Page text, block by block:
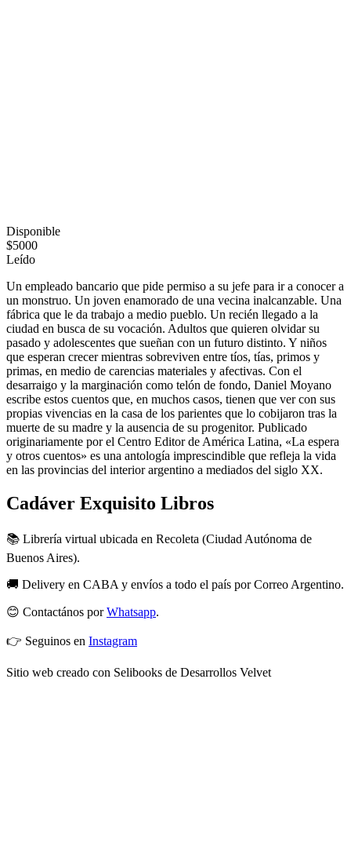
Disponible
$5000
Leído
Un empleado bancario que pide permiso a su jefe para ir a conocer a
un monstruo. Un joven enamorado de una vecina inalcanzable. Una
fábrica que le da trabajo a medio pueblo. Un recién llegado a la
ciudad en busca de su vocación. Adultos que quieren olvidar su
pasado y adolescentes que sueñan con un futuro distinto. Y niños
que esperan crecer mientras sobreviven entre tíos, tías, primos y
primas, en medio de carencias materiales y afectivas. Con el
desarraigo y la marginación como telón de fondo, Daniel Moyano
escribe estos cuentos que, en muchos casos, tienen que ver con sus
propias vivencias en la casa de los parientes que lo cobijaron tras la
muerte de su madre y la ausencia de su progenitor. Publicado
originariamente por el Centro Editor de América Latina, «La espera
y otros cuentos» es una antología imprescindible que refleja la vida
en las provincias del interior argentino a mediados del siglo XX.
Cadáver Exquisito Libros
📚 Librería virtual ubicada en Recoleta (Ciudad Autónoma de
Buenos Aires).
🚚 Delivery en CABA y envíos a todo el país por Correo Argentino.
😊 Contactános porWhatsapp.
👉 Seguinos en Instagram
Sitio web creado con Selibooks de Desarrollos Velvet